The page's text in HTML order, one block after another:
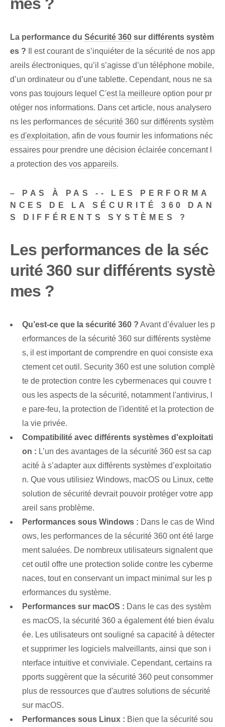
mes ?
La performance du Sécurité 360 sur différents systèm
es ? Il est courant de s’inquiéter de la sécurité de nos app
areils électroniques, qu’il s’agisse d’un téléphone mobile,
d’un ordinateur ou d’une tablette. Cependant, nous ne sa
vons pas toujours lequel C'est la meilleure option pour pr
otéger nos informations. Dans cet article, nous analysero
ns les performances de sécurité 360 sur différents systèm
es d'exploitation, afin de vous fournir les informations néc
essaires pour prendre une décision éclairée concernant l
a protection des vos appareils.
– PAS À PAS -- LES PERFORMA
NCES DE LA SÉCURITÉ 360 DAN
S DIFFÉRENTS SYSTÈMES ?
Les performances de la séc
urité 360 sur différents systè
mes ?
Qu’est-ce que la sécurité 360 ? Avant d’évaluer les p
erformances de la sécurité 360 sur différents système
s, il est important de comprendre en quoi consiste exa
ctement cet outil. Security 360 est une solution complè
te de protection contre les cybermenaces qui couvre t
ous les aspects de la sécurité, notamment l'antivirus, l
e pare-feu, la protection de l'identité et la protection de
la vie privée.
Compatibilité avec différents systèmes d'exploitati
on : L’un des avantages de la sécurité 360 est sa cap
acité à s’adapter aux différents systèmes d’exploitatio
n. Que vous utilisiez Windows, macOS ou Linux, cette
solution de sécurité devrait pouvoir protéger votre app
areil sans problème.
Performances sous Windows : Dans le cas de Wind
ows, les performances de la sécurité 360 ont été large
ment saluées. De nombreux utilisateurs signalent que
cet outil offre une protection solide contre les cyberme
naces, tout en conservant un impact minimal sur les p
erformances du système.
Performances sur macOS : Dans le cas des systèm
es macOS, la sécurité 360 a également été bien évalu
ée. Les utilisateurs ont souligné sa capacité à détecter
et supprimer les logiciels malveillants, ainsi que son i
nterface intuitive et conviviale. Cependant, certains ra
pports suggèrent que la sécurité 360 peut consommer
plus de ressources que d'autres solutions de sécurité
sur macOS.
Performances sous Linux : Bien que la sécurité sou